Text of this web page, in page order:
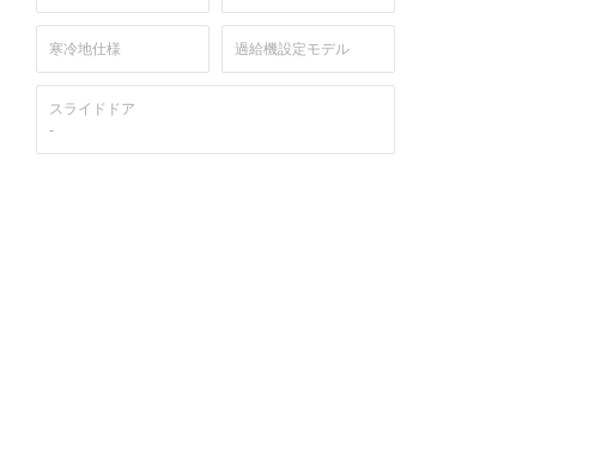
寒冷地仕様 過給機設定モデル
スライドドア
-